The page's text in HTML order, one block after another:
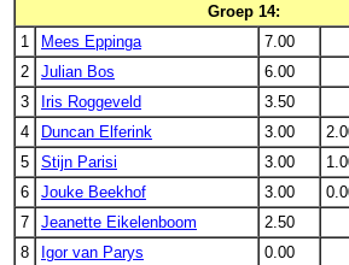
Groep 14:
1
Mees Eppinga 7.00
2
Julian Bos 6.00
3
Iris Roggeveld 3.50
4
Duncan Elferink 3.00
5
Stijn Parisi 3.00
6
Jouke Beekhof 3.00
7
Jeanette Eikelenboom 2.50
8
Igor van Parys 0.00